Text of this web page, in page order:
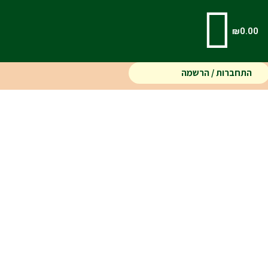
₪0.00
התחברות / הרשמה